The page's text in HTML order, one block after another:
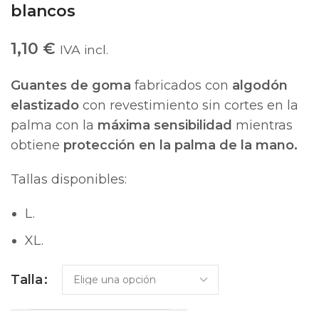
blancos
1,10 € IVA incl.
Guantes de goma fabricados con algodón
elastizado con revestimiento sin cortes en la
palma con la máxima sensibilidad mientras
obtiene protección en la palma de la mano.
Tallas disponibles:
L.
XL.
Talla